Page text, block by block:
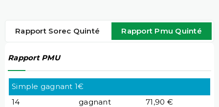
Rapport Sorec Quinté Rapport Pmu Quinté
Rapport PMU
Simple gagnant 1€
14
gagnant
71,90 €